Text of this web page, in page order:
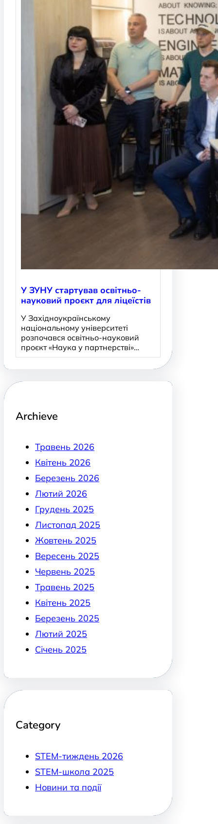
У ЗУНУ стартував освітньо-
науковий проєкт для ліцеїстів
У Західноукраїнському
національному університеті
розпочався освітньо-науковий
проєкт «Наука у партнерстві»…
Archieve
Травень 2026
Квітень 2026
Березень 2026
Лютий 2026
Грудень 2025
Листопад 2025
Жовтень 2025
Вересень 2025
Червень 2025
Травень 2025
Квітень 2025
Березень 2025
Лютий 2025
Січень 2025
Category
STEM-тиждень 2026
STEM-школа 2025
Новини та події